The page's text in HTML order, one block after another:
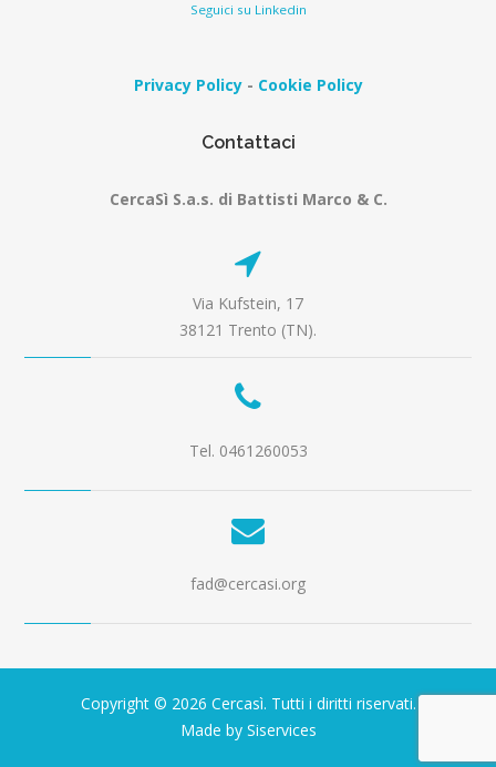
Seguici su Linkedin
Privacy Policy- Cookie Policy
Contattaci
CercaSì S.a.s. di Battisti Marco & C.
Via Kufstein, 17
38121 Trento (TN).
Tel. 0461260053
fad@cercasi.org
Copyright © 2026 Cercasì. Tutti i diritti riservati.
Made by Siservices